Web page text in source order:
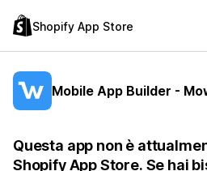
Shopify App Store
Mobile App Builder -
Questa app non è
Shopify App Store. Se hai